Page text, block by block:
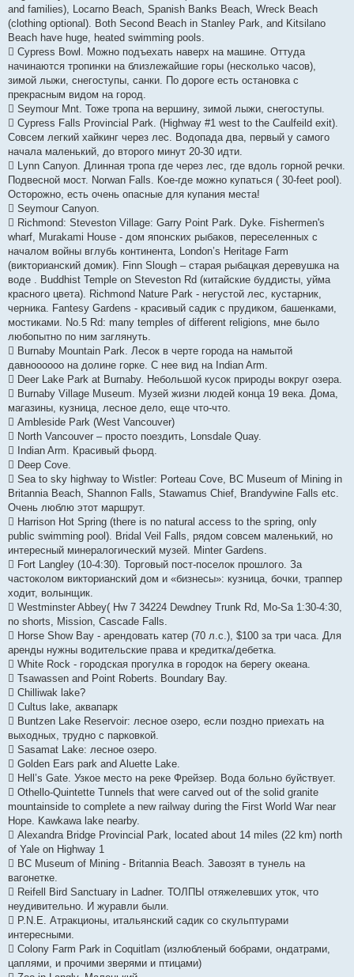
and families), Locarno Beach, Spanish Banks Beach, Wreck Beach
(clothing optional). Both Second Beach in Stanley Park, and Kitsilano
Beach have huge, heated swimming pools.
 Cypress Bowl. Можно подъехать наверх на машине. Оттуда
начинаются тропинки на близлежайшие горы (несколько часов),
зимой лыжи, снегоступы, санки. По дороге есть остановка с
прекрасным видом на город.
 Seymour Mnt. Тоже тропа на вершину, зимой лыжи, снегоступы.
 Cypress Falls Provincial Park. (Highway #1 west to the Caulfeild exit).
Совсем легкий хайкинг через лес. Водопада два, первый у самого
начала маленький, до второго минут 20-30 идти.
 Lynn Canyon. Длинная тропа где через лес, где вдоль горной речки.
Подвесной мост. Norwan Falls. Кое-где можно купаться ( 30-feet pool).
Осторожно, есть очень опасные для купания места!
 Seymour Canyon.
 Richmond: Steveston Village: Garry Point Park. Dyke. Fishermen's
wharf, Murakami House - дом японских рыбаков, переселенных с
началом войны вглубь континента, London’s Heritage Farm
(викторианский домик). Finn Slough – старая рыбацкая деревушка на
воде . Buddhist Temple on Steveston Rd (китайские буддисты, уйма
красного цвета). Richmond Nature Park - негустой лес, кустарник,
черника. Fantesy Gardens - красивый садик с прудиком, башенками,
мостиками. No.5 Rd: many temples of different religions, мне было
любопытно по ним заглянуть.
 Burnaby Mountain Park. Лесок в черте города на намытой
давноооооо на долине горке. С нее вид на Indian Arm.
 Deer Lake Park at Burnaby. Небольшой кусок природы вокруг озера.
 Burnaby Village Museum. Музей жизни людей конца 19 века. Дома,
магазины, кузница, лесное дело, еще что-что.
 Ambleside Park (West Vancouver)
 North Vancouver – просто поездить, Lonsdale Quay.
 Indian Arm. Красивый фьорд.
 Deep Cove.
 Sea to sky highway to Wistler: Porteau Cove, BC Museum of Mining in
Britannia Beach, Shannon Falls, Stawamus Chief, Brandywine Falls etc.
Очень люблю этот маршрут.
 Harrison Hot Spring (there is no natural access to the spring, only
public swimming pool). Bridal Veil Falls, рядом совсем маленький, но
интересный минералогический музей. Minter Gardens.
 Fort Langley (10-4:30). Торговый пост-поселок прошлого. За
частоколом викторианский дом и «бизнесы»: кузница, бочки, траппер
ходит, волынщик.
 Westminster Abbey( Hw 7 34224 Dewdney Trunk Rd, Mo-Sa 1:30-4:30,
no shorts, Mission, Cascade Falls.
 Horse Show Bay - арендовать катер (70 л.с.), $100 за три часа. Для
аренды нужны водительские права и кредитка/дебетка.
 White Rock - городская прогулка в городок на берегу океана.
 Tsawassen and Point Roberts. Boundary Bay.
 Chilliwak lake?
 Cultus lake, аквапарк
 Buntzen Lake Reservoir: лесное озеро, если поздно приехать на
выходных, трудно с парковкой.
 Sasamat Lake: лесное озеро.
 Golden Ears park and Aluette Lake.
 Hell’s Gate. Узкое место на реке Фрейзер. Вода больно буйствует.
 Othello-Quintette Tunnels that were carved out of the solid granite
mountainside to complete a new railway during the First World War near
Hope. Kawkawa lake nearby.
 Alexandra Bridge Provincial Park, located about 14 miles (22 km) north
of Yale on Highway 1
 BC Museum of Mining - Britannia Beach. Завозят в тунель на
вагонетке.
 Reifell Bird Sanctuary in Ladner. ТОЛПЫ отяжелевших уток, что
неудивительно. И журавли были.
 P.N.E. Атракционы, итальянский садик со скульптурами
интересными.
 Colony Farm Park in Coquitlam (излюбленый бобрами, ондатрами,
цаплями, и прочими зверями и птицами)